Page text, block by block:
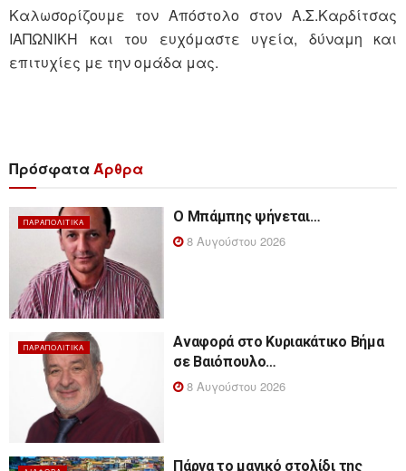
Καλωσορίζουμε τον Απόστολο στον Α.Σ.Καρδίτσας
ΙΑΠΩΝΙΚΗ και του ευχόμαστε υγεία, δύναμη και
επιτυχίες με την ομάδα μας.
ΠρόσφαταΆρθρα
ΠΑΡΑΠΟΛΙΤΙΚΆ
Ο Μπάμπης ψήνεται…
8 Αυγούστου 2026
ΠΑΡΑΠΟΛΙΤΙΚΆ
Αναφορά στο Κυριακάτικο Βήμα
σε Βαιόπουλο…
8 Αυγούστου 2026
Πάργα το μαγικό στολίδι της